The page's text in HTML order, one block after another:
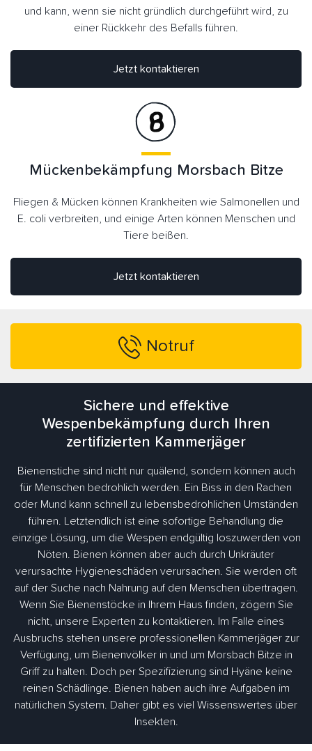
und kann, wenn sie nicht gründlich durchgeführt wird, zu
einer Rückkehr des Befalls führen.
Jetzt kontaktieren
Jetzt kontaktieren
Mückenbekämpfung Morsbach Bitze
Fliegen & Mücken können Krankheiten wie Salmonellen und
E. coli verbreiten, und einige Arten können Menschen und
Tiere beißen.
Notruf
Sichere und effektive
Wespenbekämpfung durch Ihren
zertifizierten Kammerjäger
Bienenstiche sind nicht nur quälend, sondern können auch
für Menschen bedrohlich werden. Ein Biss in den Rachen
oder Mund kann schnell zu lebensbedrohlichen Umständen
führen. Letztendlich ist eine sofortige Behandlung die
einzige Lösung, um die Wespen endgültig loszuwerden von
Nöten. Bienen können aber auch durch Unkräuter
verursachte Hygieneschäden verursachen. Sie werden oft
auf der Suche nach Nahrung auf den Menschen übertragen.
Wenn Sie Bienenstöcke in Ihrem Haus finden, zögern Sie
nicht, unsere Experten zu kontaktieren. Im Falle eines
Ausbruchs stehen unsere professionellen Kammerjäger zur
Verfügung, um Bienenvölker in und um Morsbach Bitze in
Griff zu halten. Doch per Spezifizierung sind Hyäne keine
reinen Schädlinge. Bienen haben auch ihre Aufgaben im
natürlichen System. Daher gibt es viel Wissenswertes über
Insekten.